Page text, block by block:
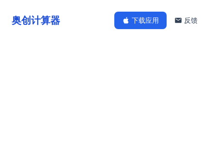
奥创计算器 下载应用 反馈